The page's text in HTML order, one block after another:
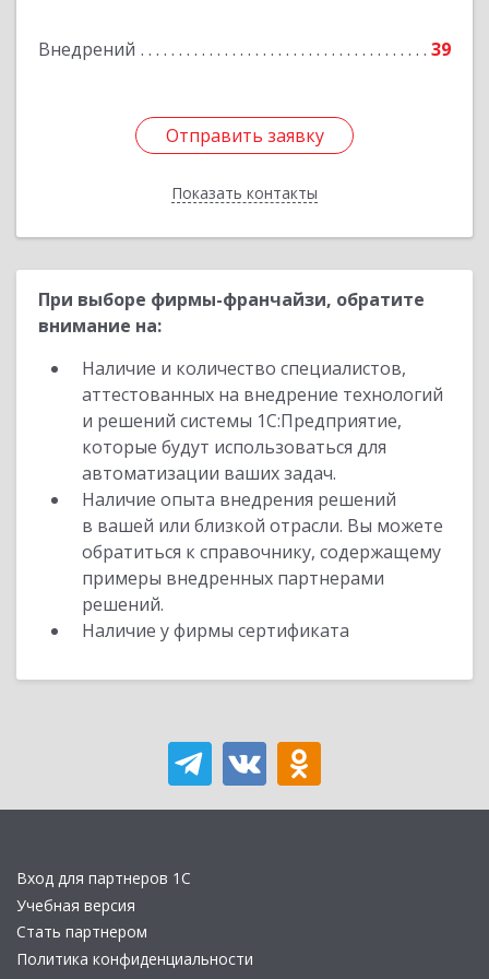
Внедрений 39
Отправить заявку
Показать контакты
Отправить заявку
Назад
При выборе фирмы-франчайзи, обратите
внимание на:
Наличие и количество специалистов,
аттестованных на внедрение технологий
и решений системы 1С:Предприятие,
которые будут использоваться для
автоматизации ваших задач.
Наличие опыта внедрения решений
в вашей или близкой отрасли. Вы можете
обратиться к справочнику, содержащему
примеры внедренных партнерами
решений.
Наличие у фирмы сертификата
Вход для партнеров 1С
Учебная версия
Стать партнером
Политика конфиденциальности